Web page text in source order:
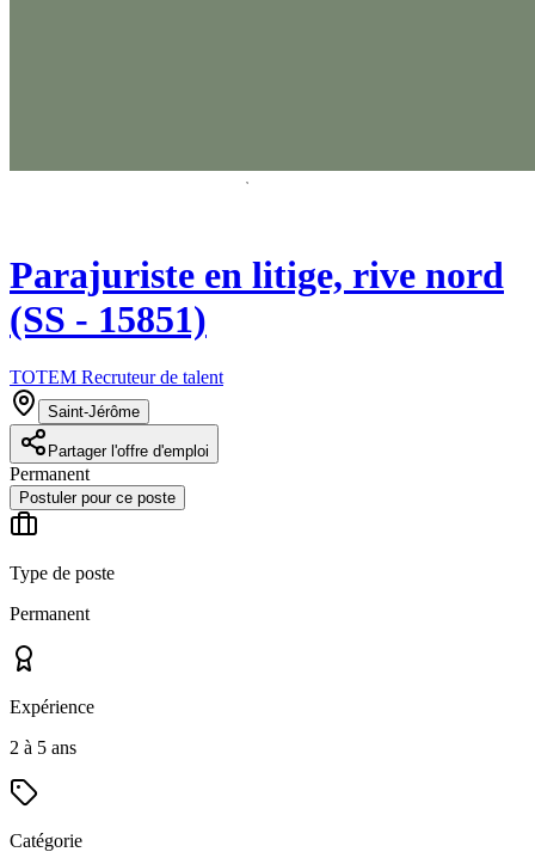
Parajuriste en litige, rive nord
(SS - 15851)
TOTEM Recruteur de talent
Saint-Jérôme
Partager l'offre d'emploi
Permanent
Postuler pour ce poste
Type de poste
Permanent
Expérience
2 à 5 ans
Catégorie